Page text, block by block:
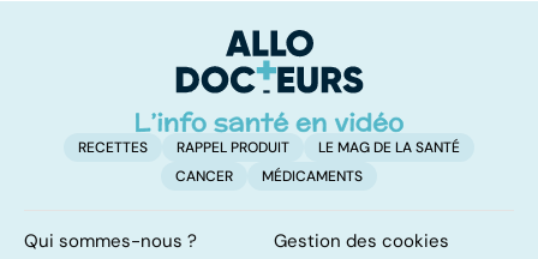
ventre plat
RECETTES RAPPEL PRODUIT
LE MAG DE LA SANTÉ
CANCER
MÉDICAMENTS
Qui sommes-nous ?
Gestion des cookies